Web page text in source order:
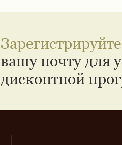
вашу почту для
дисконтной